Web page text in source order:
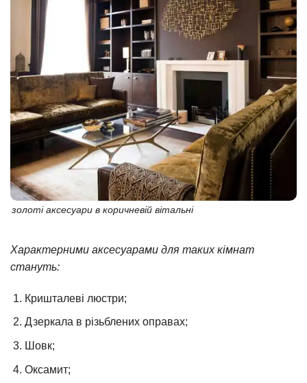
золоті аксесуари в коричневій вітальні
Характерними аксесуарами для таких кімнат
стануть:
Кришталеві люстри;
Дзеркала в різьблених оправах;
Шовк;
Оксамит;